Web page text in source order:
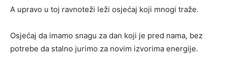
A upravo u toj ravnoteži leži osjećaj koji mnogi traže.
Osjećaj da imamo snagu za dan koji je pred nama, bez
potrebe da stalno jurimo za novim izvorima energije.